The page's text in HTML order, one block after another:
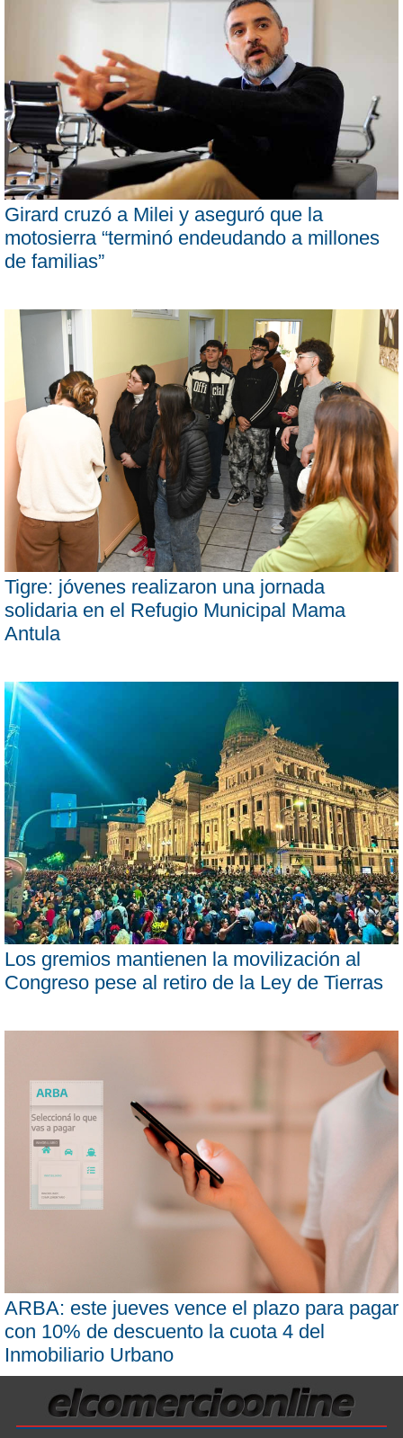
Girard cruzó a Milei y aseguró que la
motosierra “terminó endeudando a millones
de familias”
Tigre: jóvenes realizaron una jornada
solidaria en el Refugio Municipal Mama
Antula
Los gremios mantienen la movilización al
Congreso pese al retiro de la Ley de Tierras
ARBA: este jueves vence el plazo para pagar
con 10% de descuento la cuota 4 del
Inmobiliario Urbano